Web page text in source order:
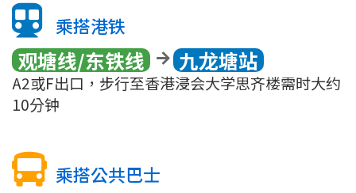
乘搭港铁
观塘线/东铁线 九龙塘站
A2或F出口，步行至香港浸会大学思齐楼需时大约
10分钟
乘搭公共巴士